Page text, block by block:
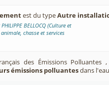
est du typeAutre
BELLOCQ (Culture et
chasse et services
des Émissions
émissions polluantesdans